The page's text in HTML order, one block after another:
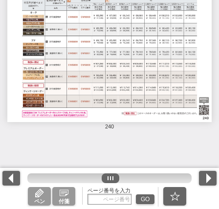
240
ペン 付箋
ページ番号を入力
GO